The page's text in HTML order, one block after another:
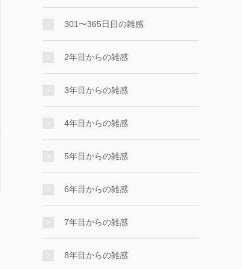
301〜365日目の雑感
2年目からの雑感
3年目からの雑感
4年目からの雑感
5年目からの雑感
6年目からの雑感
7年目からの雑感
8年目からの雑感